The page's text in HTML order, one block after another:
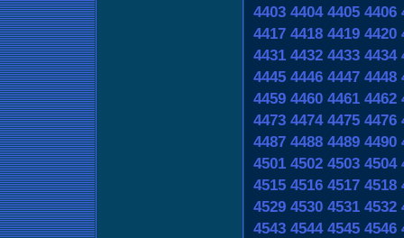
4403 4404 4405 4406
4417 4418 4419 4420
4431 4432 4433 4434
4445 4446 4447 4448
4459 4460 4461 4462
4473 4474 4475 4476
4487 4488 4489 4490
4501 4502 4503 4504
4515 4516 4517 4518
4529 4530 4531 4532
4543 4544 4545 4546